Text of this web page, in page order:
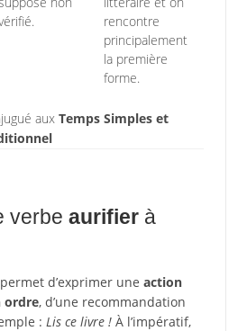
rencontre
principalement
la première
forme.
aux Temps Simples et
verbe aurifierà
d’exprimer une action
ordre, d’une recommandation
: Lis ce livre !À l’impératif,